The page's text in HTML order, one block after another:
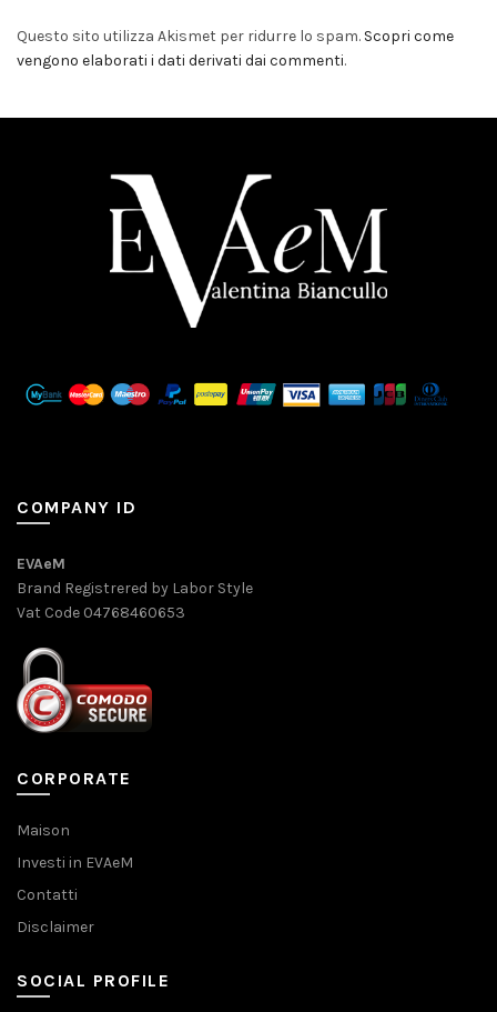
Questo sito utilizza Akismet per ridurre lo spam. Scopri come
vengono elaborati i dati derivati dai commenti.
COMPANY ID
EVAeM
Brand Registrered by Labor Style
Vat Code 04768460653
CORPORATE
Maison
Investi in EVAeM
Contatti
Disclaimer
SOCIAL PROFILE